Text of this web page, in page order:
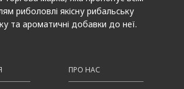
риболовлі якісну рибальську
та ароматичні добавки до неї.
ПРО НАС